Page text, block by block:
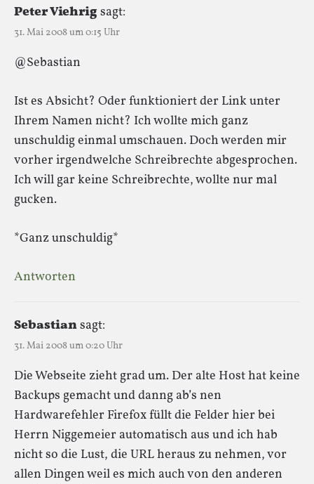
Peter Viehrigsagt:
31. Mai 2008 um 0:15 Uhr
@Sebastian
Ist es Absicht? Oder funktioniert der Link unter
Ihrem Namen nicht? Ich wollte mich ganz
unschuldig einmal umschauen. Doch werden mir
vorher irgendwelche Schreibrechte abgesprochen.
Ich will gar keine Schreibrechte, wollte nur mal
gucken.
*Ganz unschuldig*
Antworten
Sebastiansagt:
31. Mai 2008 um 0:20 Uhr
Die Webseite zieht grad um. Der alte Host hat keine
Backups gemacht und danng ab’s nen
Hardwarefehler Firefox füllt die Felder hier bei
Herrn Niggemeier automatisch aus und ich hab
nicht so die Lust, die URL heraus zu nehmen, vor
allen Dingen weil es mich auch von den anderen